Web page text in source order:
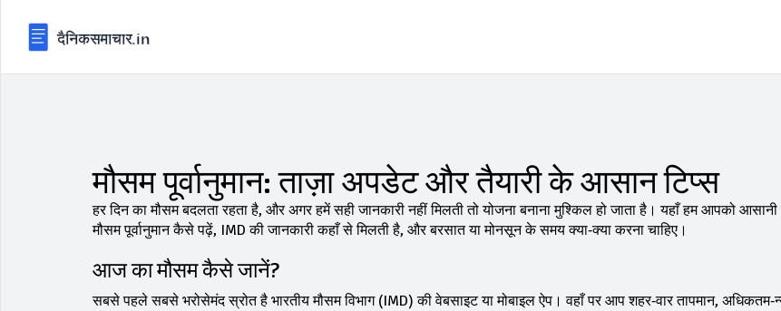
मौसम पूर्वानुमान: ताज़ा अपडेट और तैयारी के आसान टिप्स
हर दिन का मौसम बदलता रहता है, और अगर हमें सही जानकारी नहीं मिलती तो योजना बनाना मुश्किल हो जाता है। यहाँ हम आपको
मौसम पूर्वानुमान कैसे पढ़ें, IMD की जानकारी कहाँ से मिलती है, और बरसात या मोनसून के समय क्या‑क्या करना चाहिए।
आज का मौसम कैसे जानें?
सबसे पहले सबसे भरोसेमंद स्रोत है भारतीय मौसम विभाग (IMD) की वेबसाइट या मोबाइल ऐप। वहाँ पर आप शहर‑वार तापमान,